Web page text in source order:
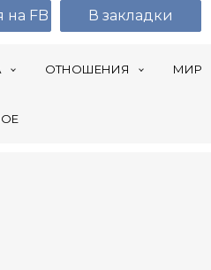
ОТНОШЕНИЯ МИР
на FB В закладки